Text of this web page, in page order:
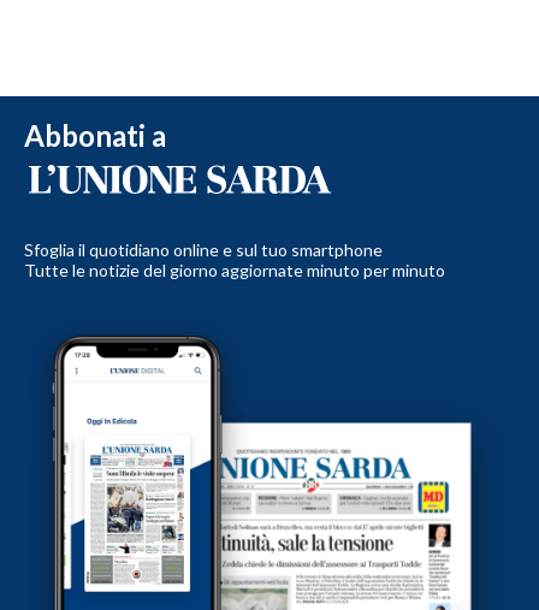
Abbonati a
Sfoglia il quotidiano online e sul tuo smartphone
Tutte le notizie del giorno aggiornate minuto per minuto